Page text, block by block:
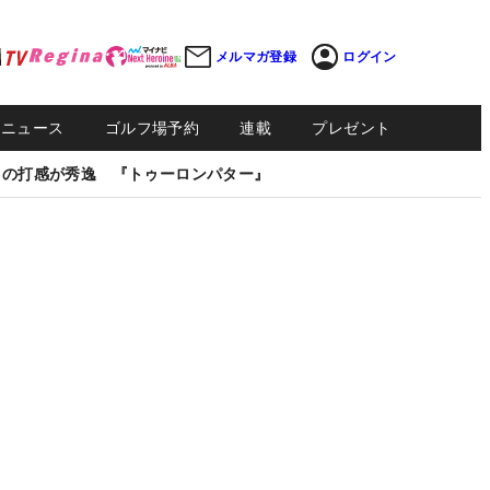
メルマガ登録 ログイン
ュース ゴルフ場予約 連載 プレゼント
打感が秀逸 『トゥーロンパター』